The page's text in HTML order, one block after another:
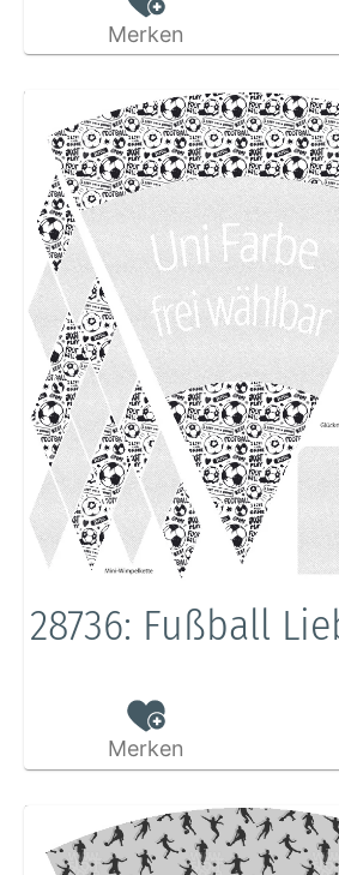
Merken
28736: Fußball
Merken